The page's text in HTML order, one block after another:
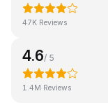
47K Reviews
4.6/ 5
1.4M Reviews